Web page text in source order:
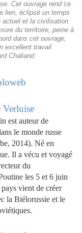
Cet ouvrage rend ce
lien, éclipsé un temps
actuel et la civilisation
du territoire, peine à
dans cet ouvrage,
excellent travail
Chaliand
est auteur de
le monde russe
2014). Né en
Il a vécu et voyagé
du
les 5 et 6 juin
vient de créer
la Biélorussie et le